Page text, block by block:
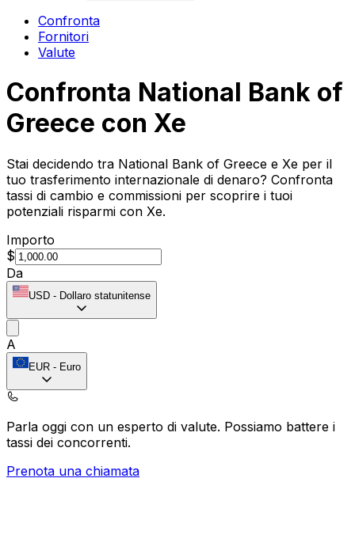
Confronta
Fornitori
Valute
Confronta National Bank of
Greece con Xe
Stai decidendo tra National Bank of Greece e Xe per il
tuo trasferimento internazionale di denaro? Confronta
tassi di cambio e commissioni per scoprire i tuoi
potenziali risparmi con Xe.
Importo
$
Da
USD - Dollaro statunitense
A
EUR - Euro
Parla oggi con un esperto di valute. Possiamo battere i
tassi dei concorrenti.
Prenota una chiamata